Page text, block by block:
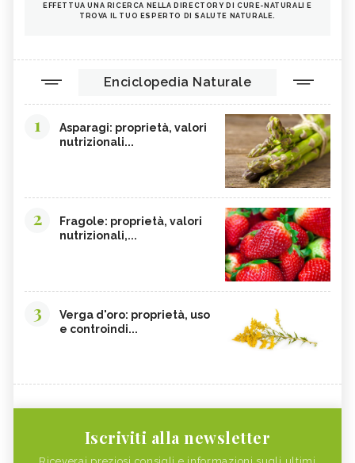
EFFETTUA UNA RICERCA NELLA DIRECTORY DI CURE-NATURALI E
TROVA IL TUO ESPERTO DI SALUTE NATURALE.
Enciclopedia Naturale
1
Asparagi: proprietà, valori
nutrizionali...
2
Fragole: proprietà, valori
nutrizionali,...
3
Verga d'oro: proprietà, uso
e controindi...
Iscriviti alla newsletter